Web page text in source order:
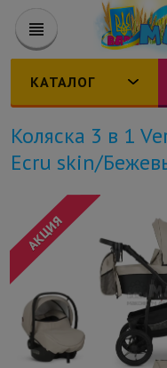
КАТАЛОГ
Коляска 3 в 1
Ecru skin/